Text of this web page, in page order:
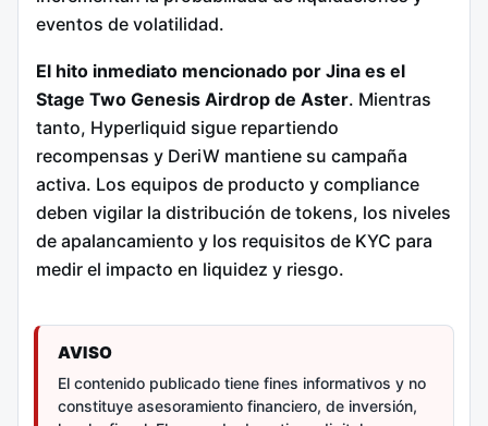
eventos de volatilidad.
El hito inmediato mencionado por Jina es el
Stage Two Genesis Airdrop de Aster. Mientras
tanto, Hyperliquid sigue repartiendo
recompensas y DeriW mantiene su campaña
activa. Los equipos de producto y compliance
deben vigilar la distribución de tokens, los niveles
de apalancamiento y los requisitos de KYC para
medir el impacto en liquidez y riesgo.
AVISO
El contenido publicado tiene fines informativos y no
constituye asesoramiento financiero, de inversión,